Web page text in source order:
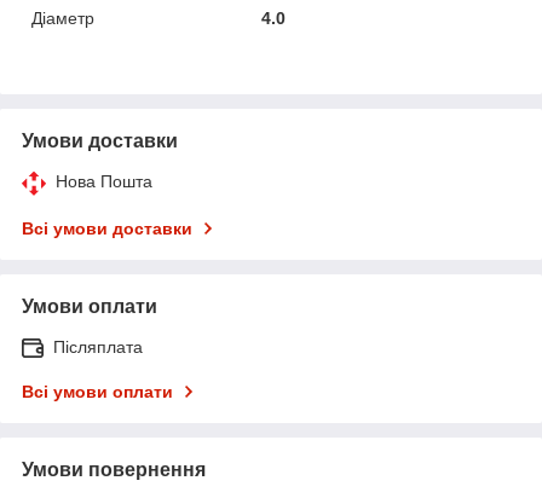
Діаметр
4.0
Умови доставки
Нова Пошта
Всі умови доставки
Умови оплати
Післяплата
Всі умови оплати
Умови повернення